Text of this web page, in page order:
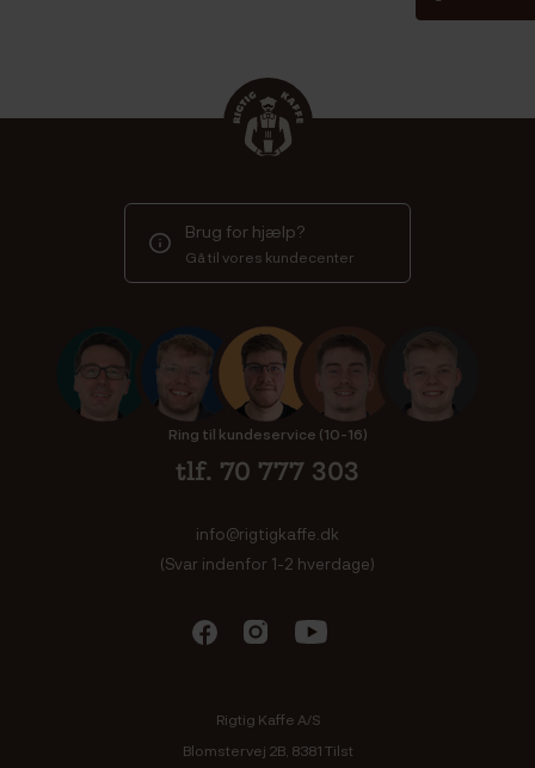
Brug for hjælp?
Gå til vores kundecenter
Ring til kundeservice (10-16)
tlf. 70 777 303
info@rigtigkaffe.dk
(Svar indenfor 1-2 hverdage)
Rigtig Kaffe A/S
Blomstervej 2B, 8381 Tilst